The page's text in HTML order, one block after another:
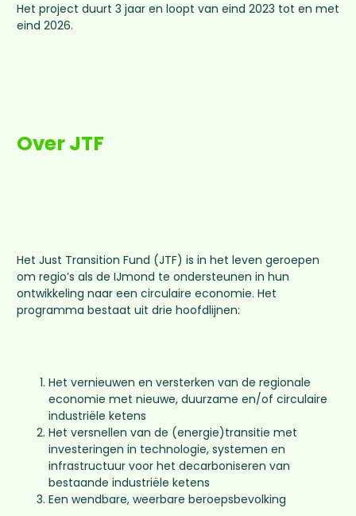
Het project duurt 3 jaar en loopt van eind 2023 tot en met
eind 2026.
Over JTF
Het Just Transition Fund (JTF) is in het leven geroepen
om regio’s als de IJmond te ondersteunen in hun
ontwikkeling naar een circulaire economie. Het
programma bestaat uit drie hoofdlijnen:
Het vernieuwen en versterken van de regionale
economie met nieuwe, duurzame en/of circulaire
industriële ketens
Het versnellen van de (energie)transitie met
investeringen in technologie, systemen en
infrastructuur voor het decarboniseren van
bestaande industriële ketens
Een wendbare, weerbare beroepsbevolking